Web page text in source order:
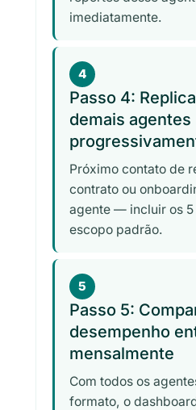
imediatamente.
4
Passo 4:
demais agentes
Próximo contato de
contrato ou
agente — incluir os 5
escopo padrão.
5
Passo 5:
desempenho
mensalmente
Com todos os
formato, o